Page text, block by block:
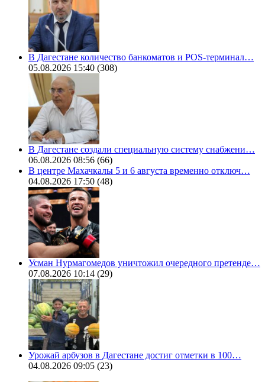
В Дагестане количество банкоматов и POS-терминал…
05.08.2026 15:40 (308)
В Дагестане создали специальную систему снабжени…
06.08.2026 08:56 (66)
В центре Махачкалы 5 и 6 августа временно отключ…
04.08.2026 17:50 (48)
Усман Нурмагомедов уничтожил очередного претенде…
07.08.2026 10:14 (29)
Урожай арбузов в Дагестане достиг отметки в 100…
04.08.2026 09:05 (23)